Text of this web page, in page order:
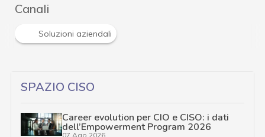
Canali
Soluzioni aziendali
SPAZIO CISO
Career evolution per CIO e CISO: i dati
dell’Empowerment Program 2026
07 Ago 2026